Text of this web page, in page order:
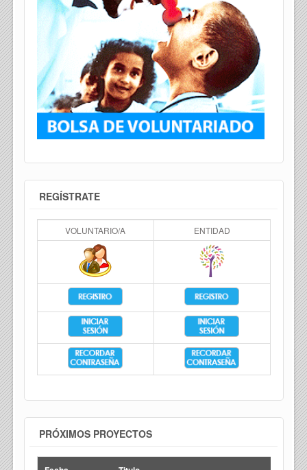
REGÍSTRATE
VOLUNTARIO/A ENTIDAD
PRÓXIMOS PROYECTOS